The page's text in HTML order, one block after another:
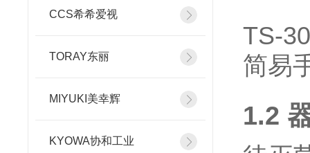
CCS希希爱视
TORAY东丽
MIYUKI美幸辉
KYOWA协和工业
TS-
简易
1.2